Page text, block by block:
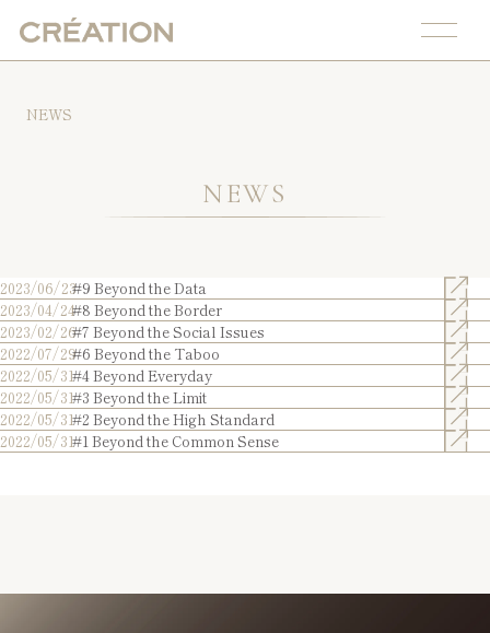
NEWS
NEWS
2023/06/23#9 Beyond the Data
2023/04/24#8 Beyond the Border
2023/02/26#7 Beyond the Social Issues
2022/07/29#6 Beyond the Taboo
2022/05/31#4 Beyond Everyday
2022/05/31#3 Beyond the Limit
2022/05/31#2 Beyond the High Standard
2022/05/31#1 Beyond the Common Sense